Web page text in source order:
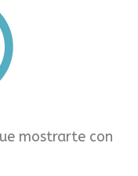
mostrarte con